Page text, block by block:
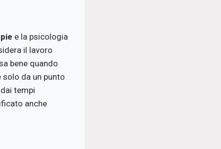
e la psicologia
il lavoro
bene quando
solo da un punto
tempi
anche